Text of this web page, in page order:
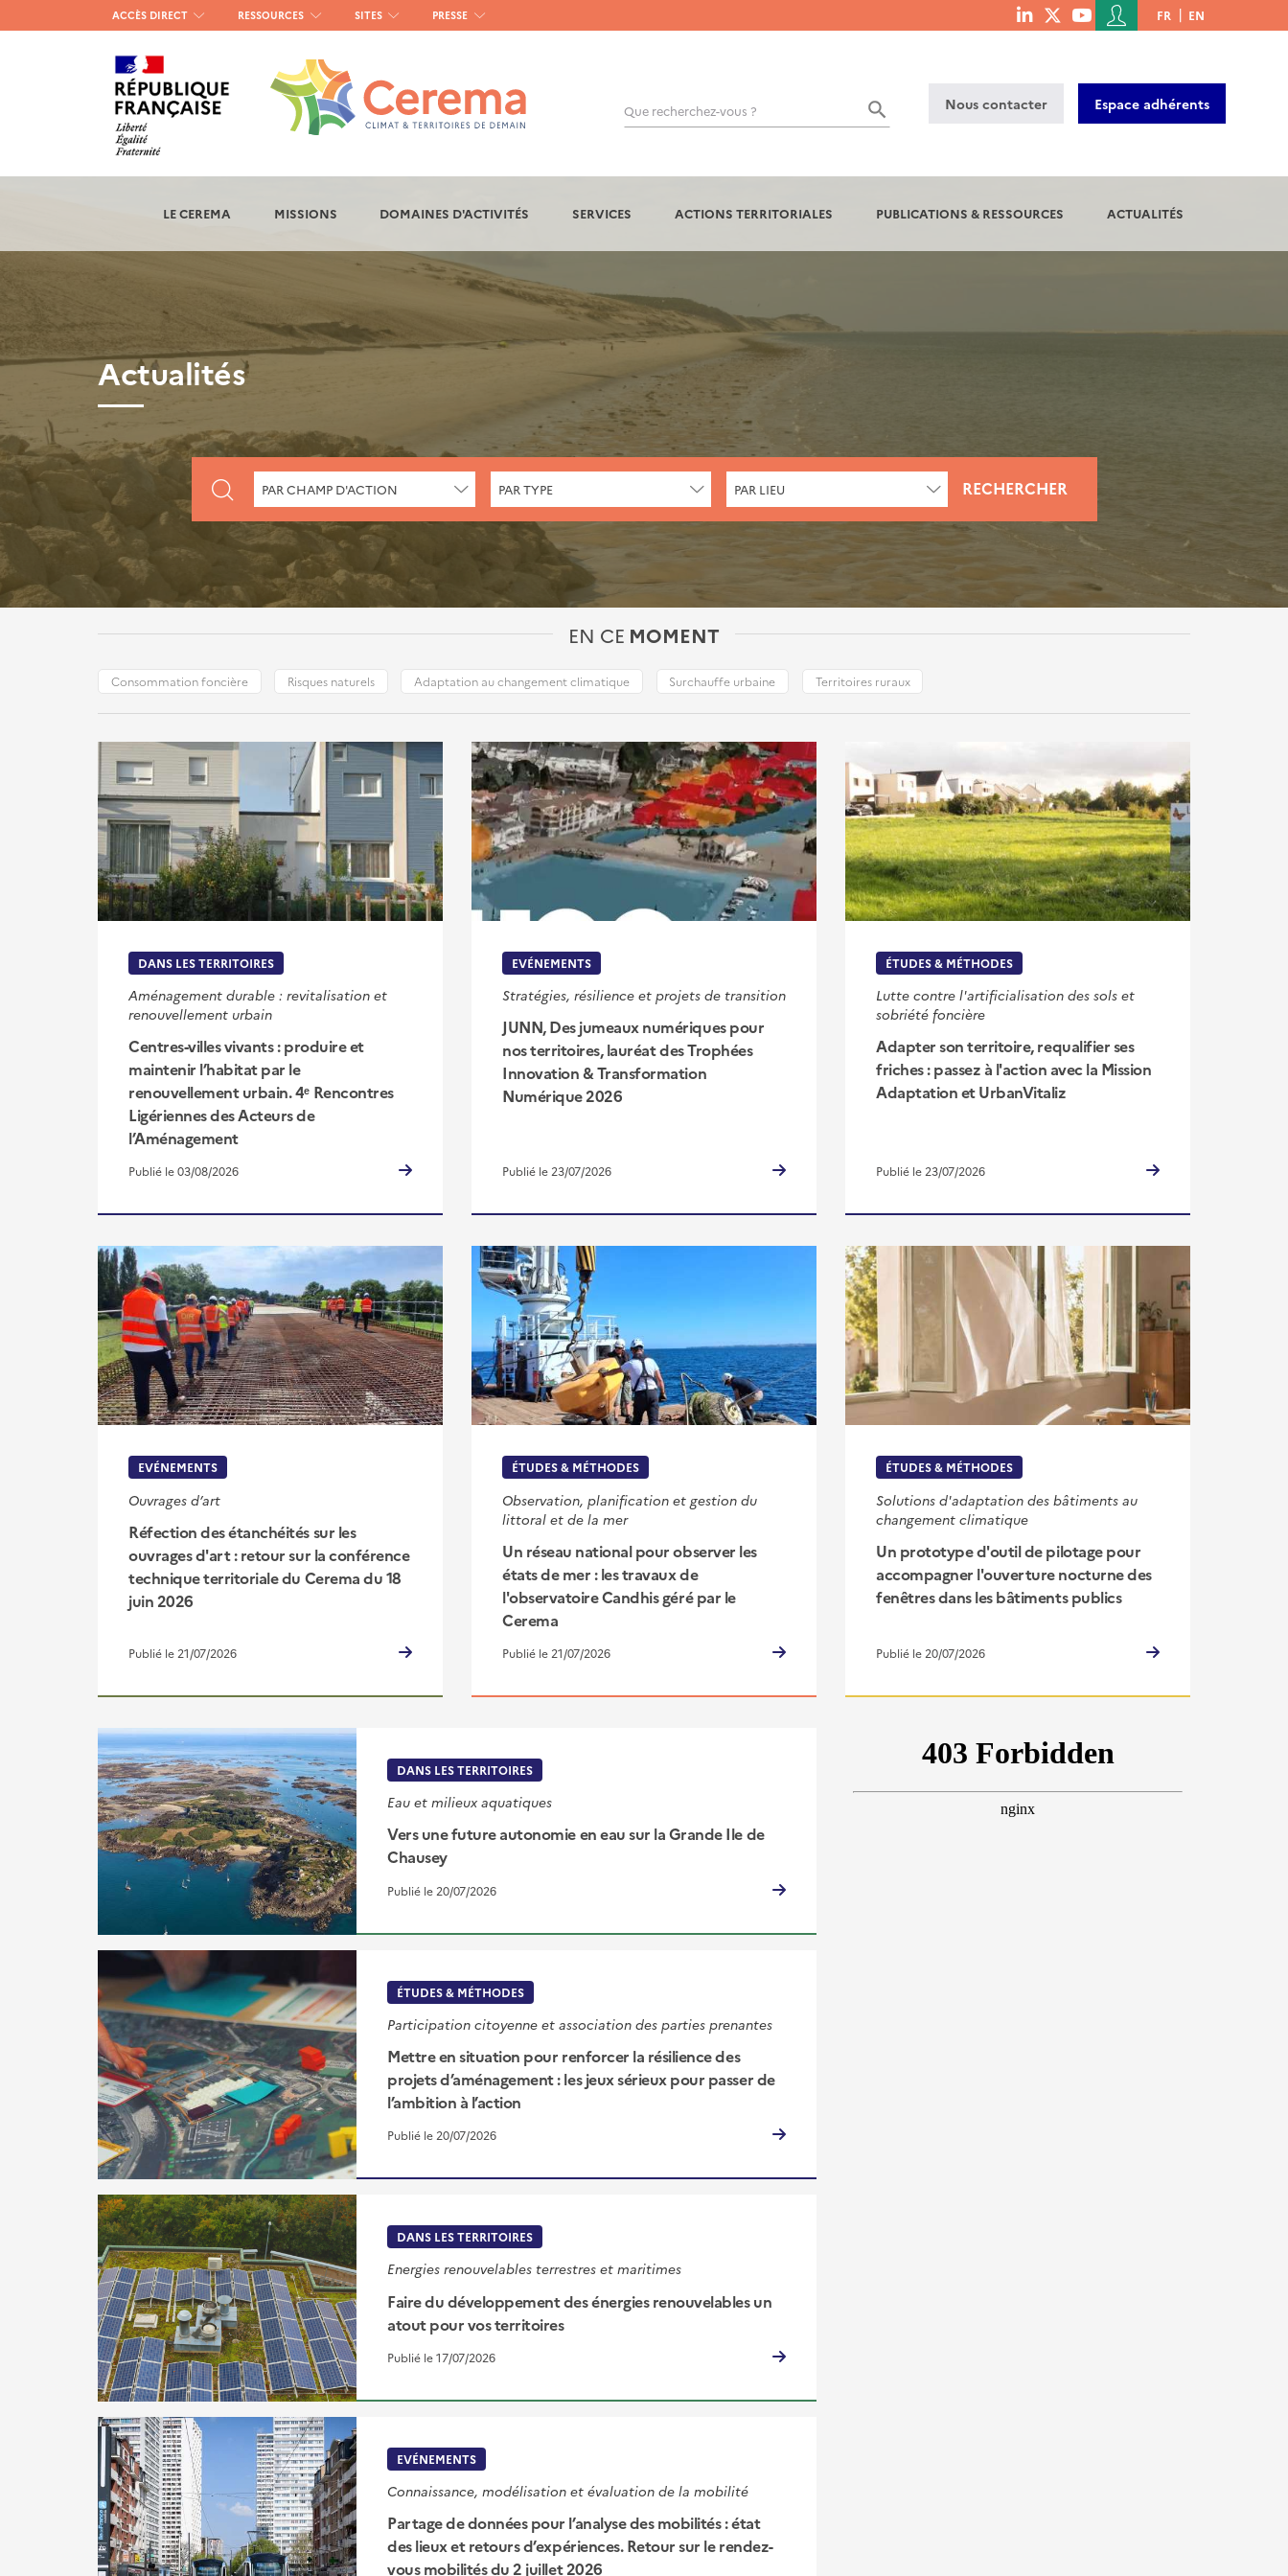
Menu
haut
gauche
ACCÈS DIRECT RESSOURCES SITES PRESSE
menu
Menu
du
de
l'utilisateur
FR EN
Que recherchez-vous ?
OK
Nous contacter Espace adhérents
LE CEREMA MISSIONS DOMAINES D'ACTIVITÉS SERVICES ACTIONS TERRITORIALES PUBLICATIONS & RESSOURCES ACTUALITÉS
Actualités
PAR
PAR CHAMP D'ACTION
PAR
PAR TYPE
PAR
PAR LIEU RECHERCHER
EN CE MOMENT
Consommation foncière Risques naturels Adaptation au changement climatique Surchauffe urbaine Territoires ruraux
DANS LES TERRITOIRES
Aménagement durable : revitalisation et
renouvellement urbain
Centres‑villes vivants : produire et
maintenir l’habitat par le
renouvellement urbain. 4ᵉ Rencontres
Ligériennes des Acteurs de
l’Aménagement
Publié le 03/08/2026
EVÉNEMENTS
Stratégies, résilience et projets de transition
JUNN, Des jumeaux numériques pour
nos territoires, lauréat des Trophées
Innovation & Transformation
Numérique 2026
Publié le 23/07/2026
ÉTUDES & MÉTHODES
Lutte contre l'artificialisation des sols et
sobriété foncière
Adapter son territoire, requalifier ses
friches : passez à l'action avec la Mission
Adaptation et UrbanVitaliz
Publié le 23/07/2026
EVÉNEMENTS
Ouvrages d’art
Réfection des étanchéités sur les
ouvrages d'art : retour sur la conférence
technique territoriale du Cerema du 18
juin 2026
Publié le 21/07/2026
ÉTUDES & MÉTHODES
Observation, planification et gestion du
littoral et de la mer
Un réseau national pour observer les
états de mer : les travaux de
l'observatoire Candhis géré par le
Cerema
Publié le 21/07/2026
ÉTUDES & MÉTHODES
Solutions d'adaptation des bâtiments au
changement climatique
Un prototype d'outil de pilotage pour
accompagner l'ouverture nocturne des
fenêtres dans les bâtiments publics
Publié le 20/07/2026
DANS LES TERRITOIRES
Eau et milieux aquatiques
Vers une future autonomie en eau sur la Grande Ile de
Chausey
Publié le 20/07/2026
ÉTUDES & MÉTHODES
Participation citoyenne et association des parties prenantes
Mettre en situation pour renforcer la résilience des
projets d’aménagement : les jeux sérieux pour passer de
l’ambition à l’action
Publié le 20/07/2026
DANS LES TERRITOIRES
Energies renouvelables terrestres et maritimes
Faire du développement des énergies renouvelables un
atout pour vos territoires
Publié le 17/07/2026
EVÉNEMENTS
Connaissance, modélisation et évaluation de la mobilité
Partage de données pour l’analyse des mobilités : état
des lieux et retours d’expériences. Retour sur le rendez-
vous mobilités du 2 juillet 2026